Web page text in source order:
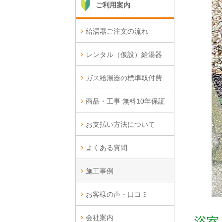
ご利用案内
給湯器ご注文の流れ
レンタル（仮設）給湯器
ガス給湯器の標準取付費
商品・工事 無料10年保証
お支払い方法について
よくある質問
施工事例
お客様の声・口コミ
会社案内